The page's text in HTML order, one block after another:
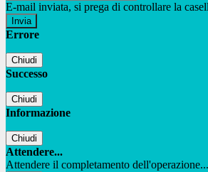
E-mail inviata, si prega di controllare la
Errore
Chiudi
Successo
Chiudi
Informazione
Chiudi
Attendere...
Attendere il completamento dell'operazione...